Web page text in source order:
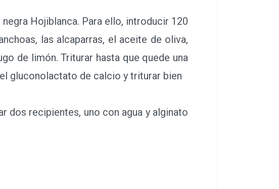
Hojiblanca. Para ello, introducir 120
las alcaparras, el aceite de oliva,
de limón. Triturar hasta que quede una
gluconolactato de calcio y triturar bien
dos recipientes, uno con agua y alginato